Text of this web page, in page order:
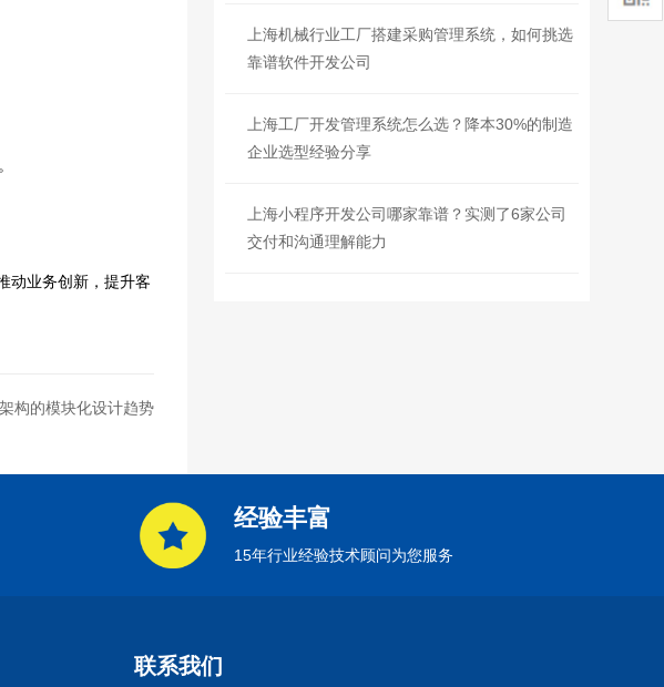
动业务创新，提升客
构的模块化设计趋势
上海机械行业工厂搭建采购管理系统，如何挑选
靠谱软件开发公司
上海工厂开发管理系统怎么选？降本30%的制造
企业选型经验分享
上海小程序开发公司哪家靠谱？实测了6家公司
交付和沟通理解能力
经验丰富
15年行业经验技术顾问为您服务
联系我们